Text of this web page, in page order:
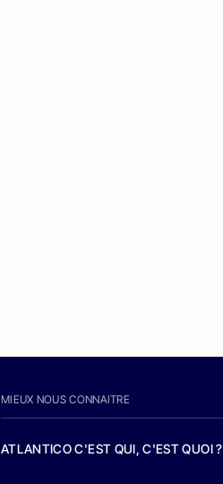
MIEUX NOUS CONNAITRE
ATLANTICO C'EST QUI, C'EST QUOI ?